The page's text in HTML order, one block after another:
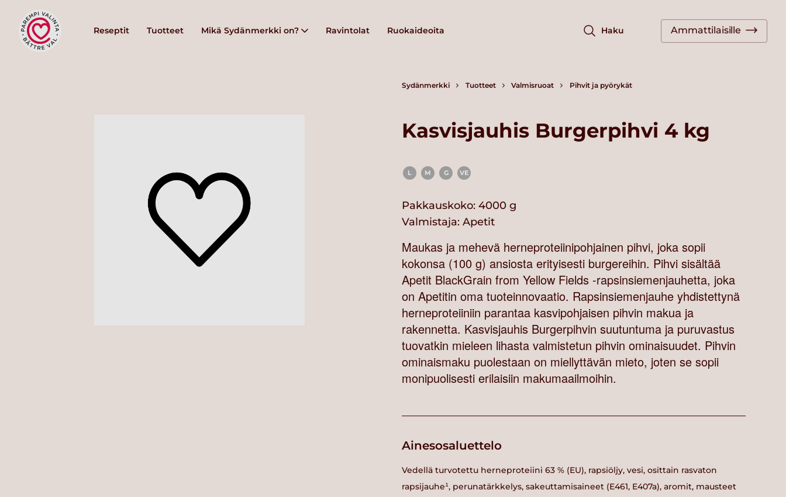
Reseptit Tuotteet Mikä Sydänmerkki on? Ravintolat Ruokaideoita Haku Ammattilaisille
Sydänmerkki Tuotteet Valmisruoat Pihvit ja pyörykät
Kasvisjauhis Burgerpihvi 4 kg
L M G VE
Pakkauskoko: 4000 g
Valmistaja: Apetit
Maukas ja mehevä herneproteiinipohjainen pihvi, joka sopii
kokonsa (100 g) ansiosta erityisesti burgereihin. Pihvi sisältää
Apetit BlackGrain from Yellow Fields -rapsinsiemenjauhetta, joka
on Apetitin oma tuoteinnovaatio. Rapsinsiemenjauhe yhdistettynä
herneproteiiniin parantaa kasvipohjaisen pihvin makua ja
rakennetta. Kasvisjauhis Burgerpihvin suutuntuma ja puruvastus
tuovatkin mieleen lihasta valmistetun pihvin ominaisuudet. Pihvin
ominaismaku puolestaan on miellyttävän mieto, joten se sopii
monipuolisesti erilaisiin makumaailmoihin.
Ainesosaluettelo
Vedellä turvotettu herneproteiini 63 % (EU), rapsiöljy, vesi, osittain rasvaton
rapsijauhe¹, perunatärkkelys, sakeuttamisaineet (E461, E407a), aromit, mausteet